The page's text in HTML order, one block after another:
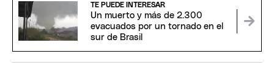
TE PUEDE INTERESAR
Un muerto y más de 2.300
evacuados por un tornado en el
sur de Brasil